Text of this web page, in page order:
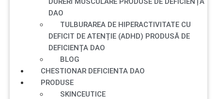
DAO
TULBURAREA DE HIPERACTIVITATE CU
DEFICIT DE ATENȚIE (ADHD) PRODUSĂ DE
DEFICIENȚA DAO
BLOG
CHESTIONAR DEFICIENTA DAO
PRODUSE
SKINCEUTICE